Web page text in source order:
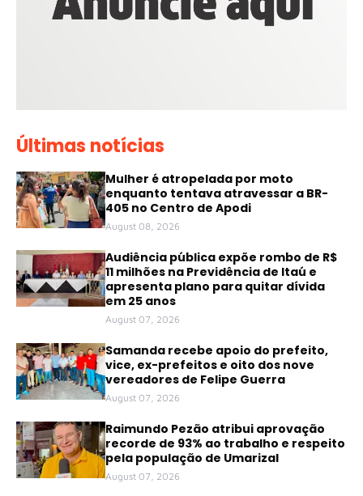
Últimas notícias
Mulher é atropelada por moto
enquanto tentava atravessar a BR-
405 no Centro de Apodi
August 08, 2026
Audiência pública expõe rombo de R$
11 milhões na Previdência de Itaú e
apresenta plano para quitar dívida
em 25 anos
August 07, 2026
Samanda recebe apoio do prefeito,
vice, ex-prefeitos e oito dos nove
vereadores de Felipe Guerra
August 07, 2026
Raimundo Pezão atribui aprovação
recorde de 93% ao trabalho e respeito
pela população de Umarizal
August 07, 2026